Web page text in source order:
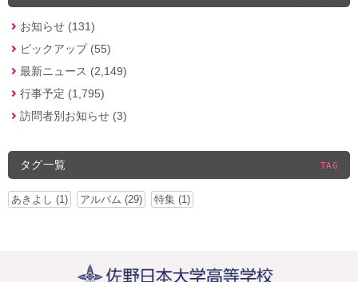
お知らせ (131)
ピックアップ (55)
最新ニュース (2,149)
行事予定 (1,795)
訪問者別お知らせ (3)
タグ一覧 TAG
あきよし (1) アルバム (29) 特集 (1)